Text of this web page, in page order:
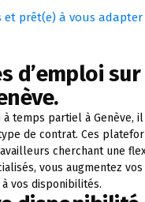
et prêt(e) à vous
d’emploi
temps partiel à Genève,
de contrat. Ces
cherchant une
vous augmentez
vos disponibilités.